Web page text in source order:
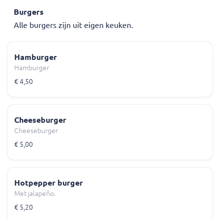
Burgers
Alle burgers zijn uit eigen keuken.
Hamburger
Hamburger
€ 4,50
Cheeseburger
Cheeseburger
€ 5,00
Hotpepper burger
Met jalapeño.
€ 5,20